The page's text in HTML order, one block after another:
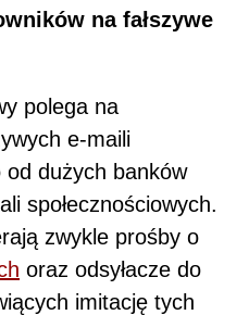
na fałszywe
polega na
e-maili
dużych banków
społecznościowych.
zwykle prośby o
oraz odsyłacze do
imitację tych